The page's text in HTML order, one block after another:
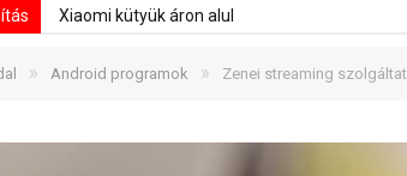
Xiaomi kütyük áron alul
» Android programok » Zenei streaming